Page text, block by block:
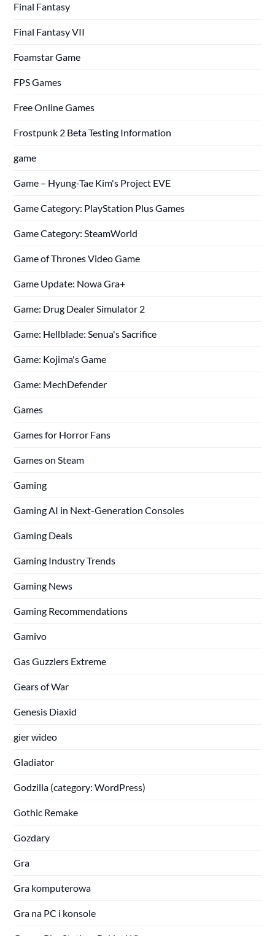
Final Fantasy
Final Fantasy VII
Foamstar Game
FPS Games
Free Online Games
Frostpunk 2 Beta Testing Information
game
Game – Hyung-Tae Kim's Project EVE
Game Category: PlayStation Plus Games
Game Category: SteamWorld
Game of Thrones Video Game
Game Update: Nowa Gra+
Game: Drug Dealer Simulator 2
Game: Hellblade: Senua's Sacrifice
Game: Kojima's Game
Game: MechDefender
Games
Games for Horror Fans
Games on Steam
Gaming
Gaming AI in Next-Generation Consoles
Gaming Deals
Gaming Industry Trends
Gaming News
Gaming Recommendations
Gamivo
Gas Guzzlers Extreme
Gears of War
Genesis Diaxid
gier wideo
Gladiator
Godzilla (category: WordPress)
Gothic Remake
Gozdary
Gra
Gra komputerowa
Gra na PC i konsole